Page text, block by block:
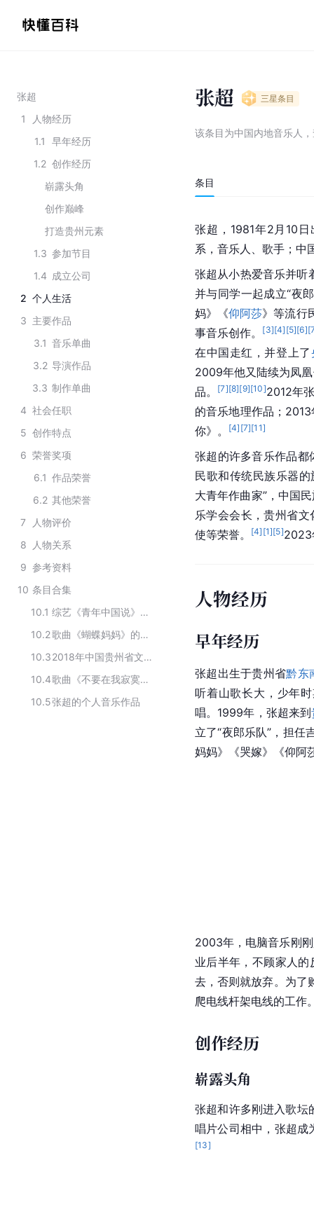
张超
1
人物经历
1.1
早年经历
1.2 创作经历
崭露头角
创作巅峰
打造贵州元素
1.3 参加节目
1.4 成立公司
2 个人生活
3 主要作品
3.1 音乐单曲
3.2 导演作品
3.3 制作单曲
4 社会任职
5 创作特点
6 荣誉奖项
6.1 作品荣誉
6.2 其他荣誉
7
人物评价
8
人物关系
9 参考资料
10 条目合集
10.1
综艺《青年中国说》嘉宾阵容
10.2
歌曲《蝴蝶妈妈》的创作人员
10.3
2018年中国贵州省文化产业“十佳人物”
10.4
歌曲《不要在我寂寞的时候说爱我》的主要创作者
10.5张超的个人音乐作品
张超 三星条目
该条目为中国内地音乐人 ，
条目
张超，1981年2月10日
系，音乐人、歌手；中
张超从小热爱音乐并听
并与同学一起成立“夜
妈》《仰阿莎》等流行
事音乐创作。 [3][4] [5][6][
在中国走红，并登上了
2009年他又陆续为凤
品。
[7][8][9][10]2012年
的音乐地理作品；
你》。 [4] [7][11]
张超的许多音乐作品都
民歌和传统民族乐器
大青年作曲家”，中国
乐学会会长，贵州省文
使等荣誉。
[4] [1][5]2023
人物经历
早年经历
张超出生于贵州省黔东
听着山歌长大，少年
唱。1999年，张超来到
立了“夜郎乐队”，担
妈妈》《哭嫁》《仰阿
2003年，电脑音乐刚
业后半年，不顾家 人
去，否则就放弃。为了
爬电线杆架电线的工作
创作经历
崭露头角
张超和许多刚进入歌坛
唱片公司相中，张超
[13]